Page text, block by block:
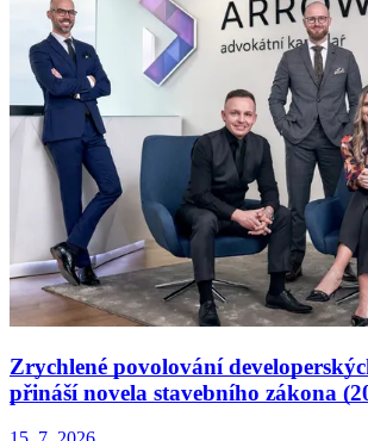
Zrychlené povolování
přináší novela stavebního zákona